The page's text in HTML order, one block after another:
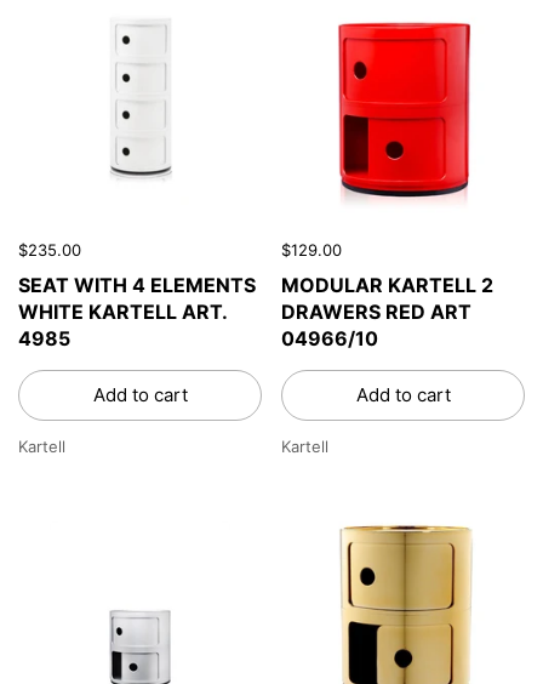
$235.00
SEAT WITH 4 ELEMENTS
WHITE KARTELL ART.
4985
Add to cart
Kartell
$129.00
MODULAR KARTELL 2
DRAWERS RED ART
04966/10
Add to cart
Kartell